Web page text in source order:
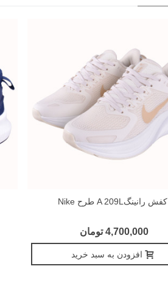
کفش رانینگA 209L طرح Nike
4,700,000 تومان
افزودن به سبد خرید